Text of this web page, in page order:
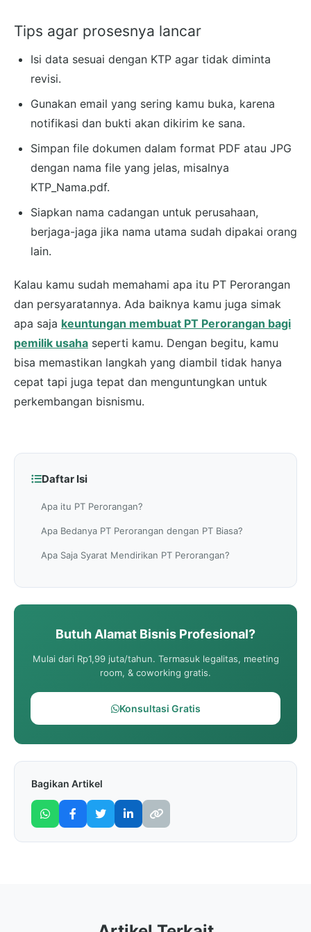
Tips agar prosesnya lancar
Isi data sesuai dengan KTP agar tidak diminta
revisi.
Gunakan email yang sering kamu buka, karena
notifikasi dan bukti akan dikirim ke sana.
Simpan file dokumen dalam format PDF atau JPG
dengan nama file yang jelas, misalnya
KTP_Nama.pdf.
Siapkan nama cadangan untuk perusahaan,
berjaga-jaga jika nama utama sudah dipakai orang
lain.
Kalau kamu sudah memahami apa itu PT Perorangan
dan persyaratannya. Ada baiknya kamu juga simak
apa saja keuntungan membuat PT Perorangan bagi
pemilik usaha seperti kamu. Dengan begitu, kamu
bisa memastikan langkah yang diambil tidak hanya
cepat tapi juga tepat dan menguntungkan untuk
perkembangan bisnismu.
Daftar Isi
Apa itu PT Perorangan?
Apa Bedanya PT Perorangan dengan PT Biasa?
Apa Saja Syarat Mendirikan PT Perorangan?
Butuh Alamat Bisnis Profesional?
Mulai dari Rp1,99 juta/tahun. Termasuk legalitas, meeting
room, & coworking gratis.
Konsultasi Gratis
Bagikan Artikel